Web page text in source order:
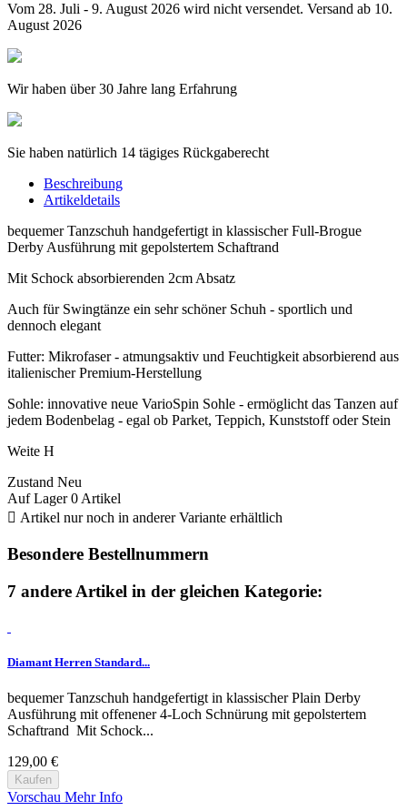
Vom 28. Juli - 9. August 2026 wird nicht versendet. Versand ab 10.
August 2026
Wir haben über 30 Jahre lang Erfahrung
Sie haben natürlich 14 tägiges Rückgaberecht
Beschreibung
Artikeldetails
bequemer Tanzschuh handgefertigt in klassischer Full-Brogue
Derby Ausführung mit gepolstertem Schaftrand
Mit Schock absorbierenden 2cm Absatz
Auch für Swingtänze ein sehr schöner Schuh - sportlich und
dennoch elegant
Futter: Mikrofaser - atmungsaktiv und Feuchtigkeit absorbierend aus
italienischer Premium-Herstellung
Sohle: innovative neue VarioSpin Sohle - ermöglicht das Tanzen auf
jedem Bodenbelag - egal ob Parket, Teppich, Kunststoff oder Stein
Weite H
Zustand Neu
Auf Lager 0 Artikel
 Artikel nur noch in anderer Variante erhältlich
Besondere Bestellnummern
7 andere Artikel in der gleichen Kategorie:
Diamant Herren Standard...
bequemer Tanzschuh handgefertigt in klassischer Plain Derby
Ausführung mit offenener 4-Loch Schnürung mit gepolstertem
Schaftrand Mit Schock...
129,00 €
Kaufen
Vorschau Mehr Info